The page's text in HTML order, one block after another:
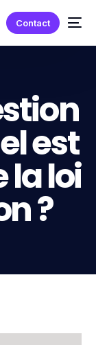
Contact
est
la loi
?